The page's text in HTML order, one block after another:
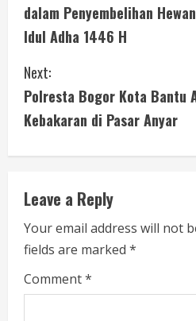
n
t
i
n
u
e
R
e
a
dalam Penyembelihan
Idul Adha 1446 H
Next:
Polresta Bogor Kota Bantu
Kebakaran di Pasar Anyar
Leave a Reply
Your email address will not
fields are marked *
Comment*